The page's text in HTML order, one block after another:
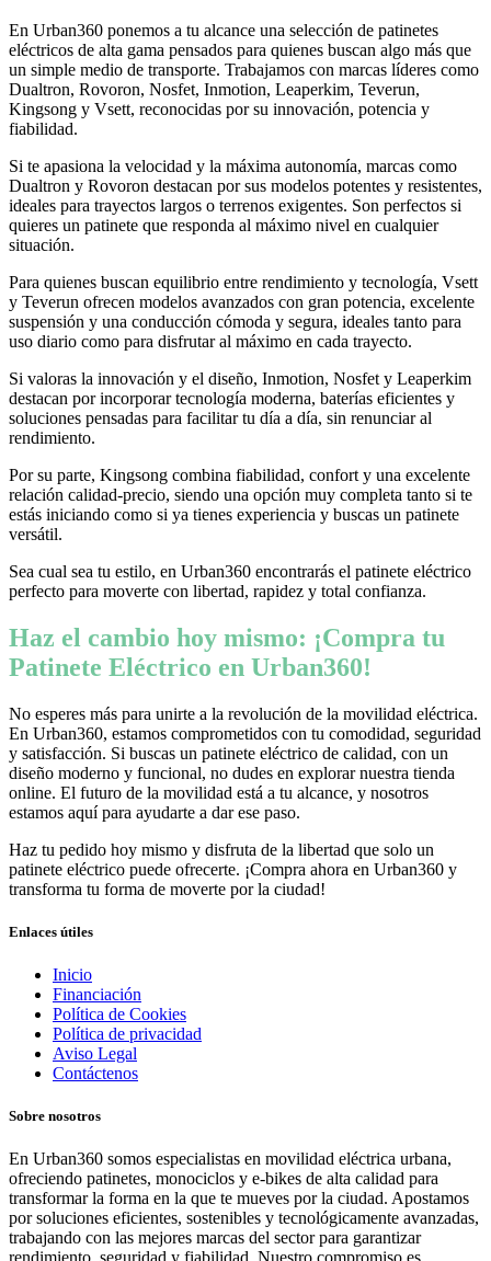
En Urban360 ponemos a tu alcance una selección de patinetes
eléctricos de alta gama pensados para quienes buscan algo más que
un simple medio de transporte. Trabajamos con marcas líderes como
Dualtron, Rovoron, Nosfet, Inmotion, Leaperkim, Teverun,
Kingsong y Vsett, reconocidas por su innovación, potencia y
fiabilidad.
Si te apasiona la velocidad y la máxima autonomía, marcas como
Dualtron y Rovoron destacan por sus modelos potentes y resistentes,
ideales para trayectos largos o terrenos exigentes. Son perfectos si
quieres un patinete que responda al máximo nivel en cualquier
situación.
Para quienes buscan equilibrio entre rendimiento y tecnología, Vsett
y Teverun ofrecen modelos avanzados con gran potencia, excelente
suspensión y una conducción cómoda y segura, ideales tanto para
uso diario como para disfrutar al máximo en cada trayecto.
Si valoras la innovación y el diseño, Inmotion, Nosfet y Leaperkim
destacan por incorporar tecnología moderna, baterías eficientes y
soluciones pensadas para facilitar tu día a día, sin renunciar al
rendimiento.
Por su parte, Kingsong combina fiabilidad, confort y una excelente
relación calidad-precio, siendo una opción muy completa tanto si te
estás iniciando como si ya tienes experiencia y buscas un patinete
versátil.
Sea cual sea tu estilo, en Urban360 encontrarás el patinete eléctrico
perfecto para moverte con libertad, rapidez y total confianza.
Haz el cambio hoy mismo: ¡Compra tu
Patinete Eléctrico en Urban360!
No esperes más para unirte a la revolución de la movilidad eléctrica.
En Urban360, estamos comprometidos con tu comodidad, seguridad
y satisfacción. Si buscas un patinete eléctrico de calidad, con un
diseño moderno y funcional, no dudes en explorar nuestra tienda
online. El futuro de la movilidad está a tu alcance, y nosotros
estamos aquí para ayudarte a dar ese paso.
Haz tu pedido hoy mismo y disfruta de la libertad que solo un
patinete eléctrico puede ofrecerte. ¡Compra ahora en Urban360 y
transforma tu forma de moverte por la ciudad!
Enlaces útiles
Inicio
Financiación
Política de Cookies
Política de privacidad
Aviso Legal
Contáctenos
Sobre nosotros
En Urban360 somos especialistas en movilidad eléctrica urbana,
ofreciendo patinetes, monociclos y e-bikes de alta calidad para
transformar la forma en la que te mueves por la ciudad. Apostamos
por soluciones eficientes, sostenibles y tecnológicamente avanzadas,
trabajando con las mejores marcas del sector para garantizar